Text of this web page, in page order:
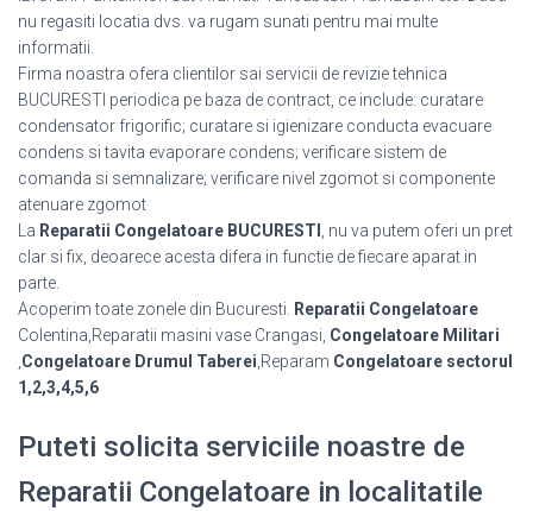
nu regasiti locatia dvs. va rugam sunati pentru mai multe
informatii.
Firma noastra ofera clientilor sai servicii de revizie tehnica
BUCURESTI periodica pe baza de contract, ce include: curatare
condensator frigorific; curatare si igienizare conducta evacuare
condens si tavita evaporare condens; verificare sistem de
comanda si semnalizare; verificare nivel zgomot si componente
atenuare zgomot
La Reparatii Congelatoare BUCURESTI
, nu va putem oferi un pret
clar si fix, deoarece acesta difera in functie de fiecare aparat in
parte.
Acoperim toate zonele din Bucuresti.
Reparatii Congelatoare
Colentina,Reparatii masini vase Crangasi, Congelatoare Militari
Congelatoare Drumul Taberei ,Reparam Congelatoare sectorul
1,2,3,4,5,6
Puteti solicita serviciile noastre de
Reparatii Congelatoare in localitatile